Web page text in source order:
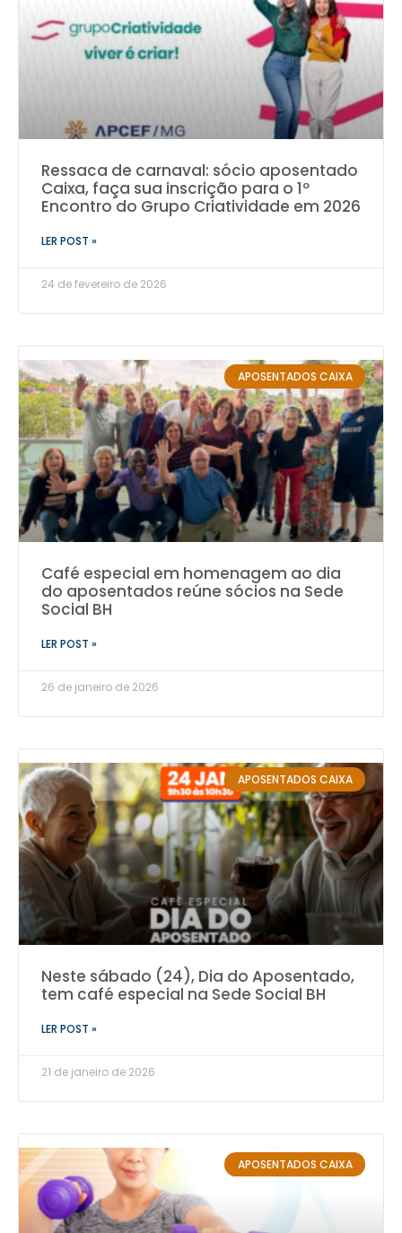
Ressaca de carnaval: sócio aposentado
Caixa, faça sua inscrição para o 1º
Encontro do Grupo Criatividade em 2026
LER POST »
24 de fevereiro de 2026
APOSENTADOS CAIXA
Café especial em homenagem ao dia
do aposentados reúne sócios na Sede
Social BH
LER POST »
26 de janeiro de 2026
APOSENTADOS CAIXA
Neste sábado (24), Dia do Aposentado,
tem café especial na Sede Social BH
LER POST »
21 de janeiro de 2026
APOSENTADOS CAIXA